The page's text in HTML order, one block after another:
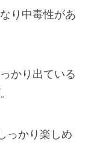
り中毒性があ
かり出ている
っかり楽しめ